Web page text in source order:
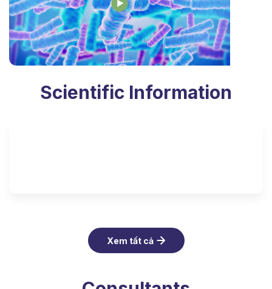
Scientific Information
Xem tất cả